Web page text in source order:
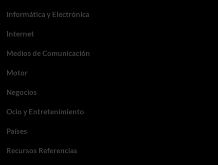
Informática y Electrónica
Internet
Medios de Comunicación
Motor
Negocios
Ocio y Entretenimiento
Países
Recursos Referencias